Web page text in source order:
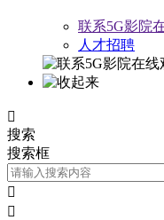
联系5G影院
人才招聘

搜索
搜索框

